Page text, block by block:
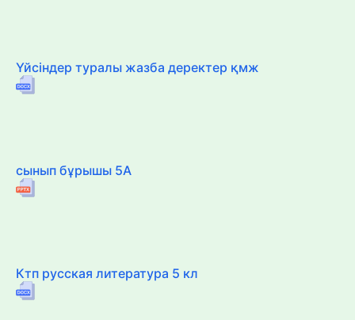
Үйсіндер туралы жазба деректер қмж
сынып бұрышы 5А
Ктп русская литература 5 кл